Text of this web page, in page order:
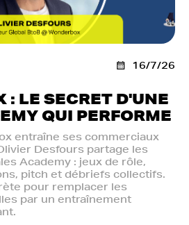
16/7/26
: LE SECRET D'UNE
QUI PERFORME
entraîne ses commerciaux
Desfours partage les
Academy : jeux de rôle,
pitch et débriefs collectifs.
pour remplacer les
par un entraînement